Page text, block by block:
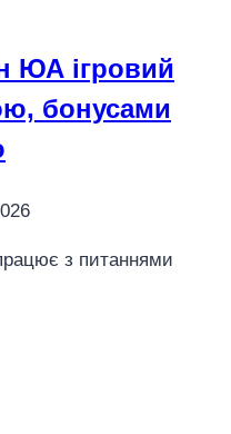
ЮА ігровий
бонусами
з питаннями